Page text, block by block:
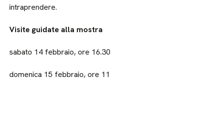
intraprendere.
Visite guidate alla mostra
sabato 14 febbraio, ore 16.30
domenica 15 febbraio, ore 11